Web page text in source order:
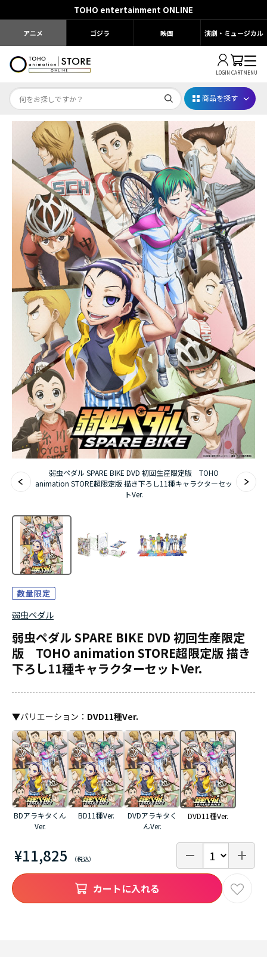
TOHO entertainment ONLINE
アニメ ゴジラ 映画 演劇・ミュージカル
LOGIN CARTMENU
Dr.STONE STONE FES.2026
映画ちいかわ
じゅじゅフェス 2026
薬屋のひとりごと 夏の園遊会2026
名探偵コナン
アニメ『僕のヒーローアカデミア』10周年
ハイキュー!!ジャージ＆ユニフォーム
『無職転生Ⅲ ～異世界行ったら本気だす～』
『ふつつかな悪女ではございますが ～雛宮蝶鼠と
りかえ伝～』
商品を探す
弱虫ペダル SPARE BIKE DVD 初回生産限定版 TOHO
animation STORE超限定版 描き下ろし11種キャラクターセッ
トVer.
弱虫ペダル
弱虫ペダル SPARE BIKE DVD 初回生産限定
版 TOHO animation STORE超限定版 描き
下ろし11種キャラクターセットVer.
¥11,825
▼バリエーション ： DVD11種Ver.
BDアラキタくん
Ver.
BD11種Ver.
DVDアラキタく
んVer.
DVD11種Ver.
カートに入れる